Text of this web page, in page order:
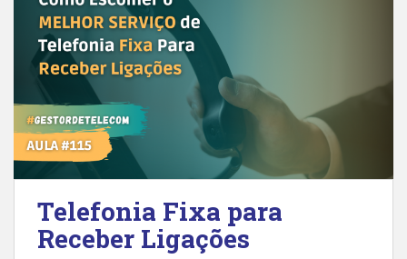
Telefonia Fixa para
Receber Ligações